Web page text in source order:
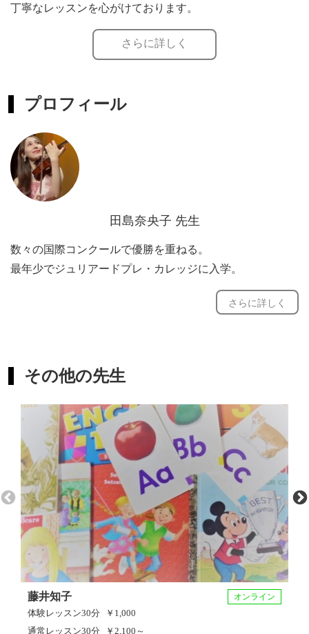
丁寧なレッスンを心がけております。
小さなお子さまから大人の方まで
初心者の方から、海外への留学やご出張に向けてのお手伝
幼少期からアメリカで育ったため、教育はアメリカを中心
に受けてきております。現地で使われるネイティブの発音
を学びたい方にも適切なアドバイスをさせていただきま
留学をお考え方や、海外旅行に向けてのお勉強も
お助けさせていただきます。
レポート、エッセイ、書類などを書くためのアドバイス
楽しい学び方で早く上達していただけるように
どうぞお気軽にお問い合わせくださいませ。
さらに詳しく
プロフィール
田島奈央子 先生
数々の国際コンクールで優勝を重ねる。
最年少でジュリアードプレ・カレッジに入学。
ローマ教皇ベネディクト16世訪米時、演奏を披露。
サントリー他スポンサーより全額奨学金授与でジュリアー
ジュリアード大学院及びイェール大学院に全額奨学金授与
で合格。大友直人氏とアラン・ギルバート氏が若手音楽家
と音楽を創るコンサートに選ばれる。横浜シンフォニエッ
タと共演。WOMAN雑誌出版記念セレモニーにてゲスト出
演。米国大使館、オーストリア大使館にてゲストアーティ
ストとして演奏。
ジュリアード音楽院音楽修士を首席で卒業。
１位: ニューヨーク国際音楽コンクール
１位: ウェストフィールド国際音楽コンクール
１位: リズマ国際音楽コンクール
１位: ジュリアードソリストコンクール
（リンカーン・センターやカーネギーホールで演奏)
１位: サウンド国際音楽コンクール
さらに詳しく
その他の先生
藤井知子 オンライン
体験レッスン30分
￥1,000
通常レッスン30分 ￥2,100～